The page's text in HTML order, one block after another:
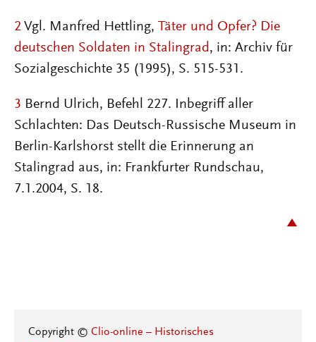
2 Vgl. Manfred Hettling, Täter und Opfer? Die
deutschen Soldaten in Stalingrad, in: Archiv für
Sozialgeschichte 35 (1995), S. 515-531.
3 Bernd Ulrich, Befehl 227. Inbegriff aller
Schlachten: Das Deutsch-Russische Museum in
Berlin-Karlshorst stellt die Erinnerung an
Stalingrad aus, in: Frankfurter Rundschau,
7.1.2004, S. 18.
Copyright © Clio-online – Historisches